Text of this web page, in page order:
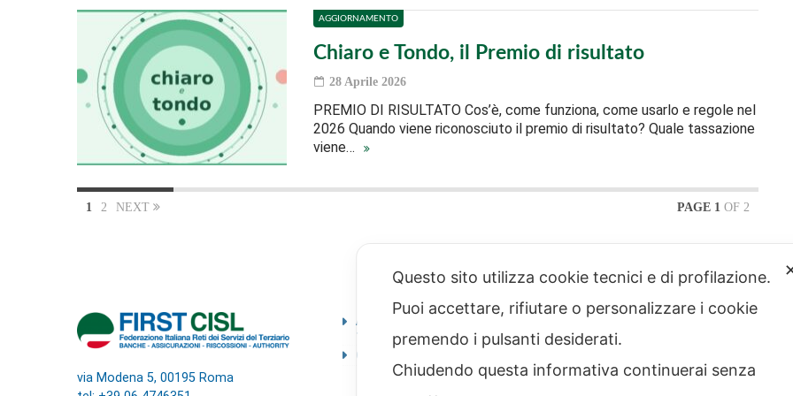
AGGIORNAMENTO
Chiaro e Tondo, il Premio di risultato
28 Aprile 2026
PREMIO DI RISULTATO Cos’è, come funziona, come usarlo e regole nel
2026 Quando viene riconosciuto il premio di risultato? Quale tassazione
viene…
1 2 NEXT PAGE 1 OF 2
via Modena 5, 00195 Roma
Amministrazione
trasparente
Codice etico
Cookie policy
Questo sito utilizza cookie tecnici e di profilazione.
Puoi accettare, rifiutare o personalizzare i cookie
premendo i pulsanti desiderati.
Chiudendo questa informativa continuerai senza